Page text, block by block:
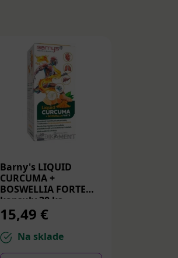
Barny's LIQUID
CURCUMA +
BOSWELLIA FORTE
kapsuly 30 ks
15,49 €
Na sklade